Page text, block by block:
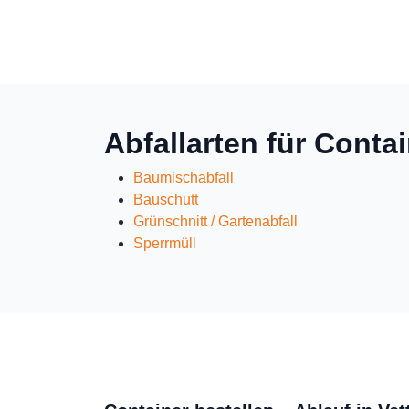
Abfallarten für
Baumischabfall
Bauschutt
Grünschnitt / Gartenabfall
Sperrmüll